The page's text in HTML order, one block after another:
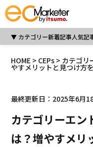
カテゴリー新着記事人気記
HOME > CEPs > カテゴリ
やすメリットと見つけ方
最終更新日：2025年6月
カテゴリーエン
は？増やすメリ